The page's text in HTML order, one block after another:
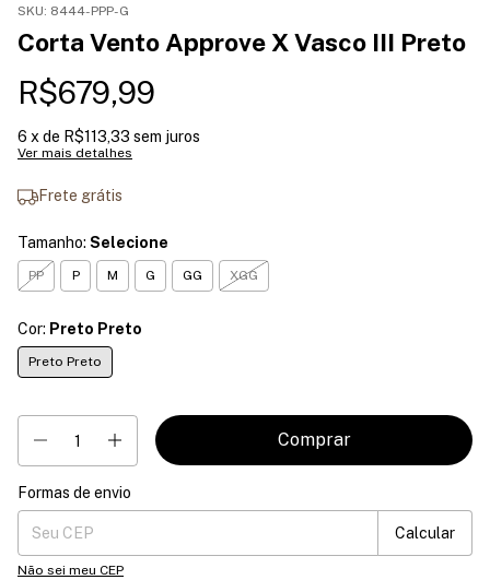
SKU: 8444-PPP-G
Corta Vento Approve X Vasco III Preto
R$679,99
6 x de R$113,33 sem juros
Ver mais detalhes
Frete grátis
Tamanho: Selecione
PP P M G GG XGG
Cor: Preto Preto
Preto Preto
Entregas para o CEP:
Formas de envio
Calcular
Não sei meu CEP